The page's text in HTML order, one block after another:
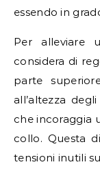
essendo in
Per alleviare
considera di
parte
all’altezza
che incoraggia
collo. Questa
tensioni inutili